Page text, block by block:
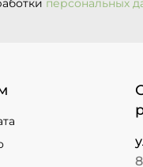
персональных